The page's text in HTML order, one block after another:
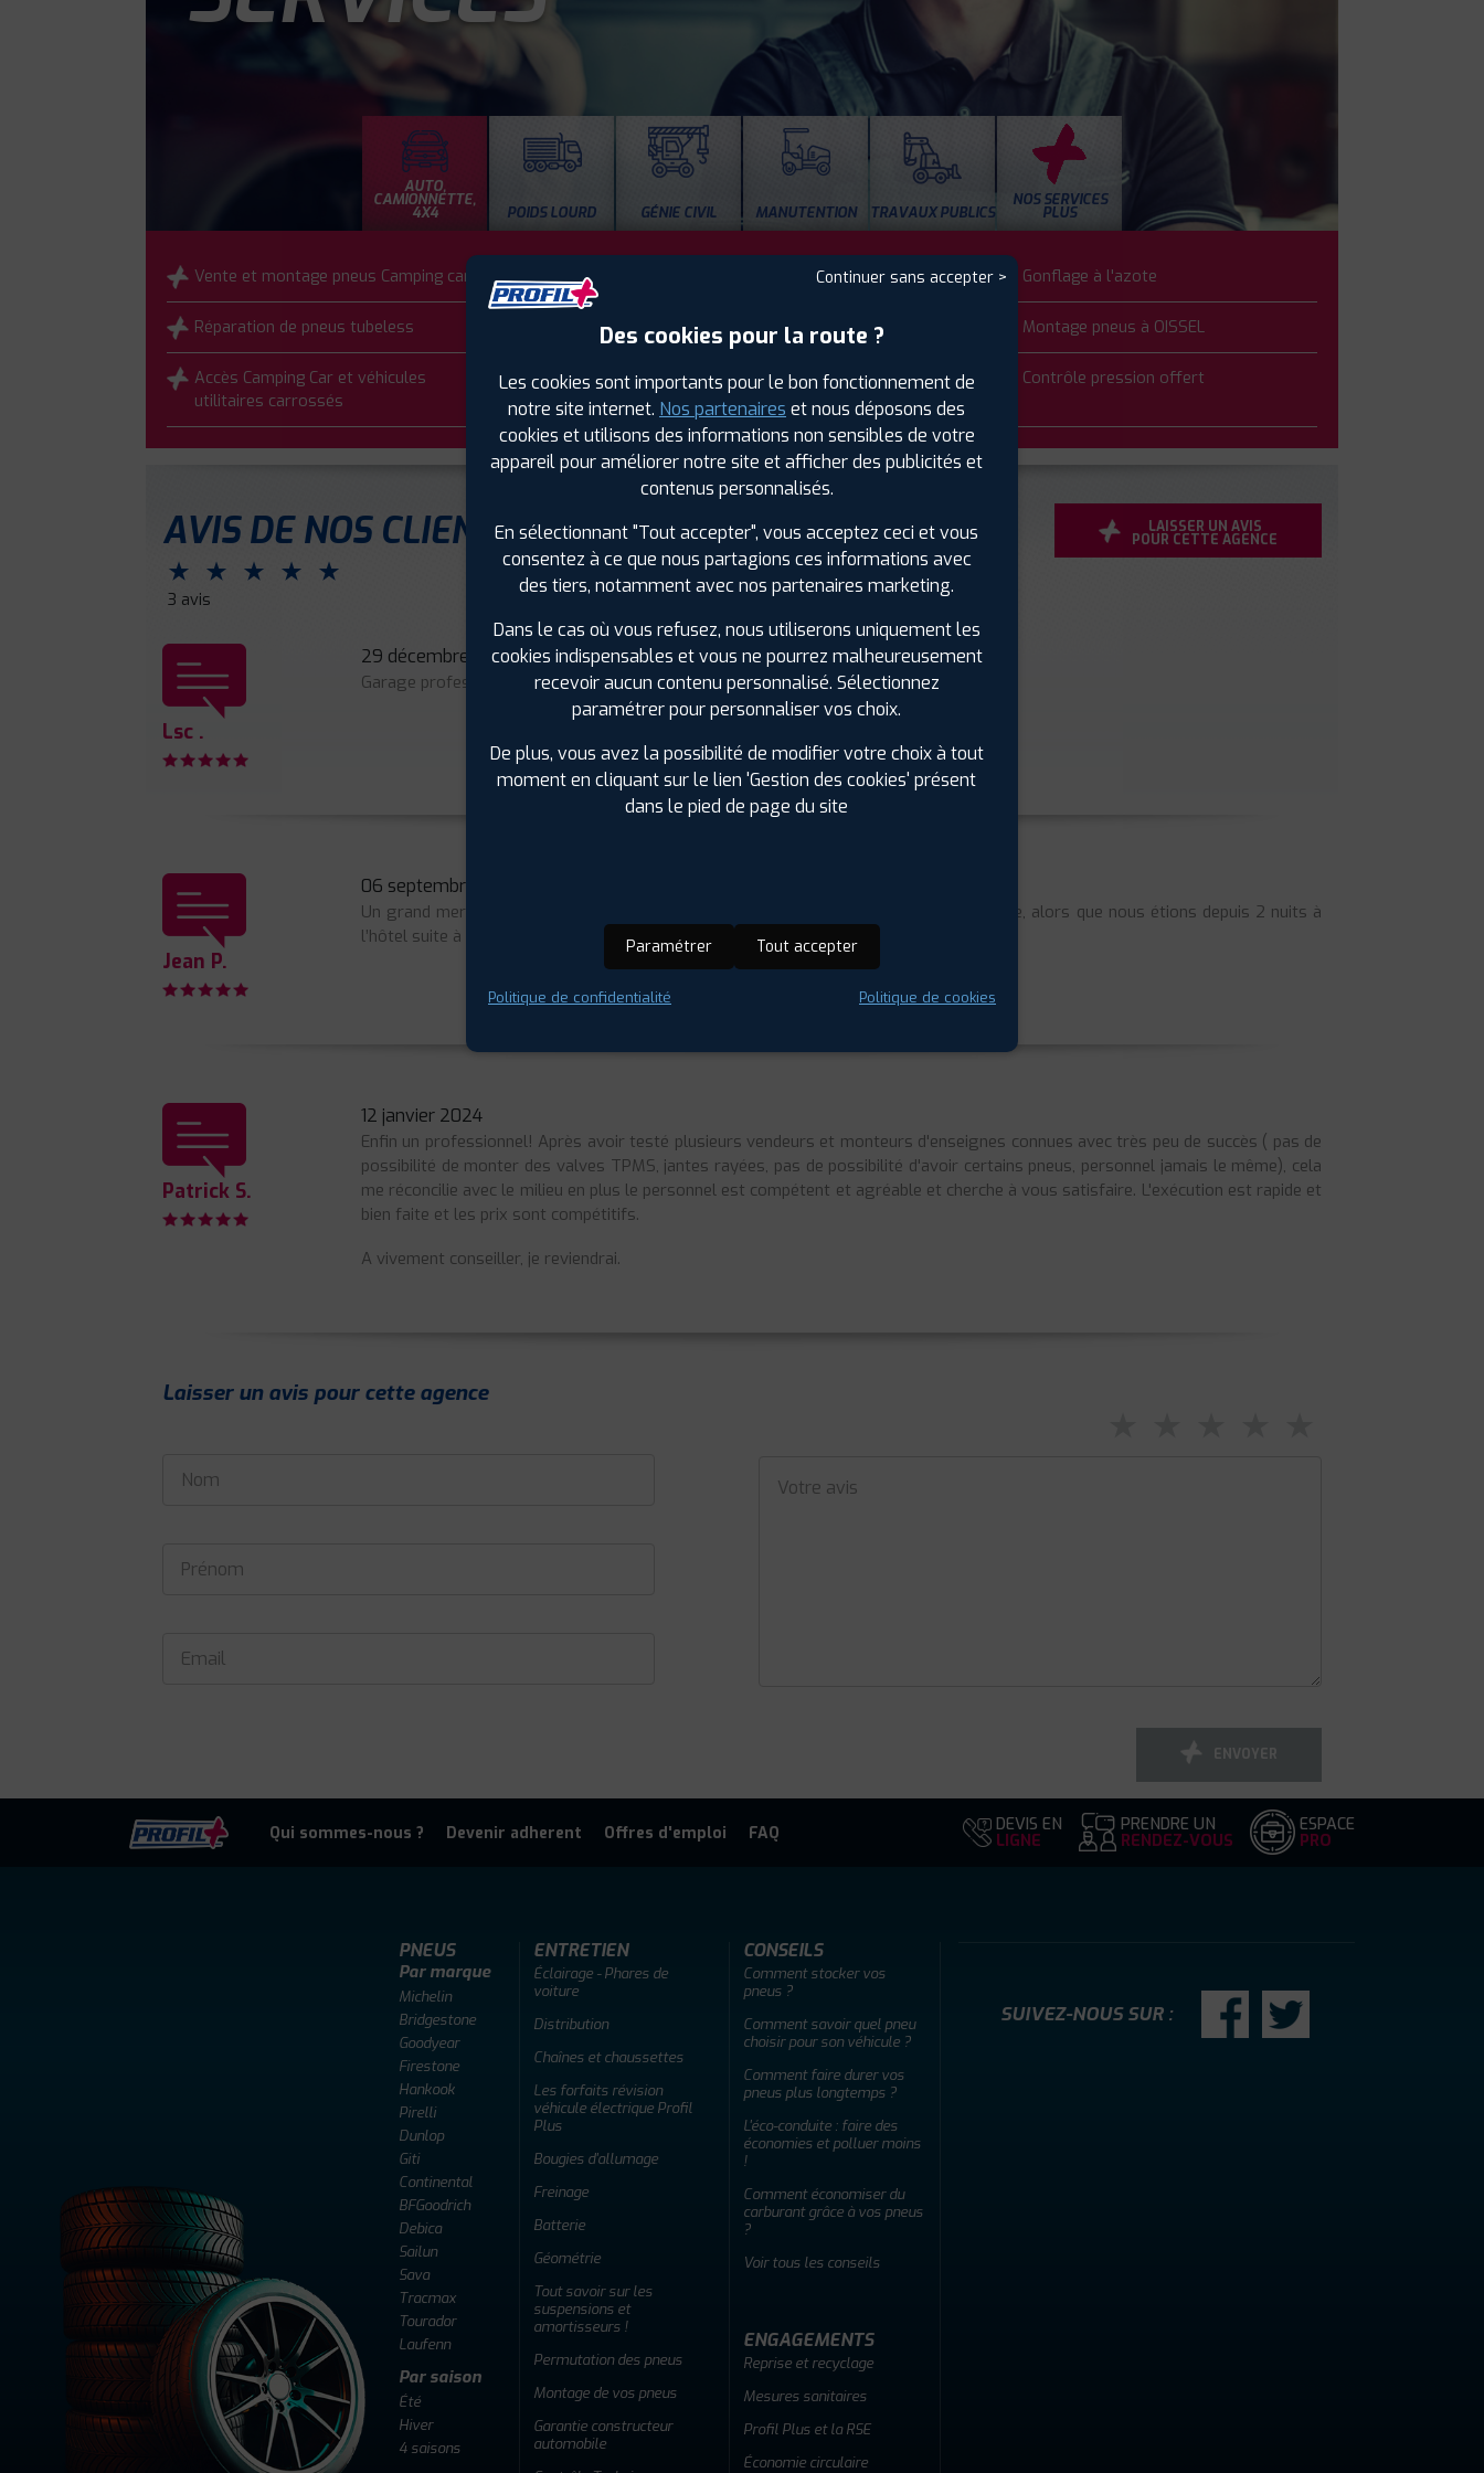
AUTO,
CAMIONNETTE,
4X4 POIDS LOURD GÉNIE CIVIL MANUTENTION TRAVAUX PUBLICS
NOS SERVICES
PLUS
Vente et montage pneus Camping car Réparation de pneus à chaud Gonflage à l'azote
Réparation de pneus tubeless Remplacement de pneus Montage pneus à OISSEL
Accès Camping Car et véhicules
utilitaires carrossés
Contrôle pression offert
AVIS DE NOS CLIENTS LAISSER UN AVIS
POUR CETTE AGENCE
⋆ ⋆ ⋆ ⋆ ⋆
3 avis
Lsc .
29 décembre 2024
Garage professionnel, disponible et facilitant sur les horaires
Jean P.
06 septembre 2024
Un grand merci à l’équipe de l’agence, qui a su remuer ciel et terre pour nous satisfaire, alors que nous étions depuis 2 nuits à
l’hôtel suite à un pneu éclaté. Sympathie et très grand professionnalisme. Encore merci.
Patrick S.
12 janvier 2024
Enfin un professionnel! Après avoir testé plusieurs vendeurs et monteurs d'enseignes connues avec très peu de succès ( pas de
possibilité de monter des valves TPMS, jantes rayées, pas de possibilité d'avoir certains pneus, personnel jamais le même), cela
me réconcilie avec le milieu en plus le personnel est compétent et agréable et cherche à vous satisfaire. L'exécution est rapide et
bien faite et les prix sont compétitifs.
A vivement conseiller, je reviendrai.
Laisser un avis pour cette agence
ENVOYER
Qui sommes-nous ? Devenir adherent Offres d'emploi FAQ DEVIS EN
LIGNE
PRENDRE UN
RENDEZ-VOUS
ESPACE
PRO
PNEUS
Par marque
Michelin
Bridgestone
Goodyear
Firestone
Hankook
Pirelli
Dunlop
Giti
Continental
BFGoodrich
Debica
Sailun
Sava
Tracmax
Tourador
Laufenn
Par saison
Été
Hiver
4 saisons
ENTRETIEN
Éclairage - Phares de
voiture
Distribution
Chaînes et chaussettes
Les forfaits révision
véhicule électrique Profil
Plus
Bougies d'allumage
Freinage
Batterie
Géométrie
Tout savoir sur les
suspensions et
amortisseurs !
Permutation des pneus
Montage de vos pneus
Garantie constructeur
automobile
CONSEILS
Comment stocker vos
pneus ?
Comment savoir quel pneu
choisir pour son véhicule ?
Comment faire durer vos
pneus plus longtemps ?
L'éco-conduite : faire des
économies et polluer moins
!
Comment économiser du
carburant grâce à vos pneus
?
Voir tous les conseils
ENGAGEMENTS
Reprise et recyclage
Mesures sanitaires
Profil Plus et la RSE
Économie circulaire
SUIVEZ-NOUS SUR :
Continuer sans accepter >
Des cookies pour la route ?
Les cookies sont importants pour le bon fonctionnement de
notre site internet. Nos partenaires et nous déposons des
cookies et utilisons des informations non sensibles de votre
appareil pour améliorer notre site et afficher des publicités et
contenus personnalisés.
En sélectionnant "Tout accepter", vous acceptez ceci et vous
consentez à ce que nous partagions ces informations avec
des tiers, notamment avec nos partenaires marketing.
Dans le cas où vous refusez, nous utiliserons uniquement les
cookies indispensables et vous ne pourrez malheureusement
recevoir aucun contenu personnalisé. Sélectionnez
paramétrer pour personnaliser vos choix.
De plus, vous avez la possibilité de modifier votre choix à tout
moment en cliquant sur le lien 'Gestion des cookies' présent
dans le pied de page du site
Paramétrer Tout accepter
Politique de confidentialité Politique de cookies